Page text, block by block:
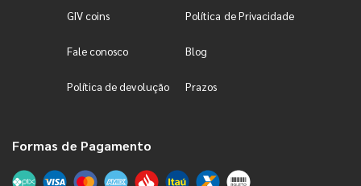
GIV coins Política de Privacidade
Fale conosco Blog
Política de devolução Prazos
Formas de Pagamento